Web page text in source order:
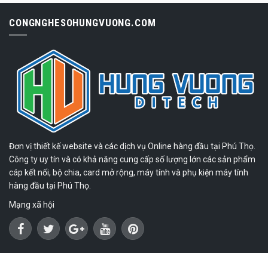
CONGNGHESOHUNGVUONG.COM
Đơn vị thiết kế website và các dịch vụ Online hàng đầu tại Phú Thọ.
Công ty uy tín và có khả năng cung cấp số lượng lớn các sản phẩm
cáp kết nối, bộ chia, card mở rộng, máy tính và phụ kiện máy tính
hàng đầu tại Phú Thọ.
Mạng xã hội